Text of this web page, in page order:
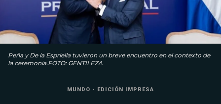
Peña y De la Espriella tuvieron un breve encuentro en el contexto de
la ceremonia.FOTO: GENTILEZA
MUNDO - EDICIÓN IMPRESA